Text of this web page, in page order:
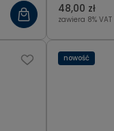
48,00 zł
zawiera 8% VAT
nowość